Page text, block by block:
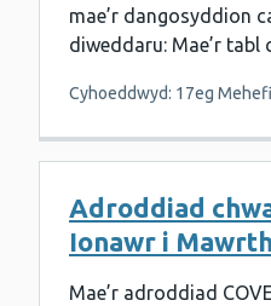
mae’r dangosyddion
diweddaru: Mae’r
Cyhoeddwyd: 17eg
Adroddiad
Ionawr i
Mae’r adroddiad